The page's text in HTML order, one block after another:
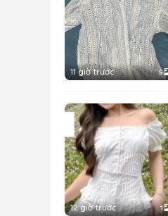
11 giờ trước 5
12 giờ trước 1